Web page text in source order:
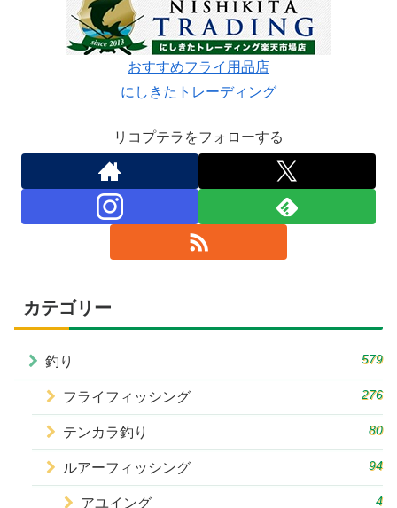
おすすめフライ用品店
にしきたトレーディング
リコプテラをフォローする
カテゴリー
釣り 579
フライフィッシング 276
テンカラ釣り 80
ルアーフィッシング 94
アユイング 4